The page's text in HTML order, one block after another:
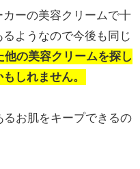
ーの美容クリームで十
ようなので今後も同じ
他の美容クリームを探し
しれません。
お肌をキープできるの